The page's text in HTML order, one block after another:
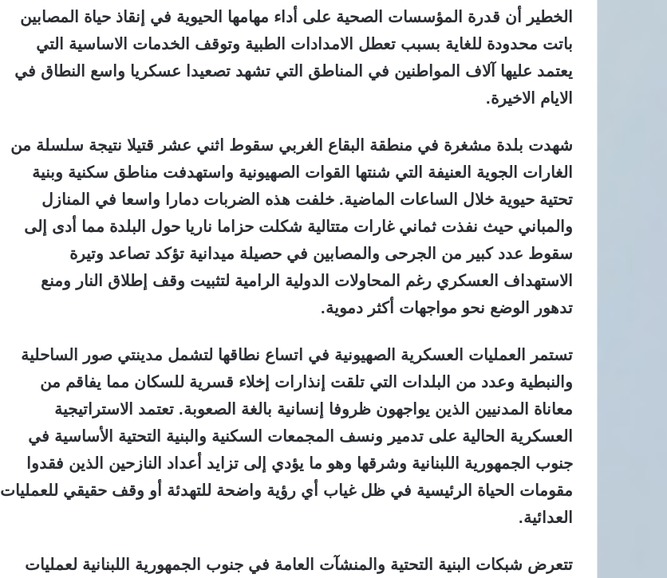
الخطير أن قدرة المؤسسات الصحية على أداء مهامها الحيوية في إنقاذ حياة المصابين
باتت محدودة للغاية بسبب تعطل الامدادات الطبية وتوقف الخدمات الاساسية التي
يعتمد عليها آلاف المواطنين في المناطق التي تشهد تصعيدا عسكريا واسع النطاق في
الايام الاخيرة.
شهدت بلدة مشغرة في منطقة البقاع الغربي سقوط اثني عشر قتيلا نتيجة سلسلة من
الغارات الجوية العنيفة التي شنتها القوات الصهيونية واستهدفت مناطق سكنية وبنية
تحتية حيوية خلال الساعات الماضية. خلفت هذه الضربات دمارا واسعا في المنازل
والمباني حيث نفذت ثماني غارات متتالية شكلت حزاما ناريا حول البلدة مما أدى إلى
سقوط عدد كبير من الجرحى والمصابين في حصيلة ميدانية تؤكد تصاعد وتيرة
الاستهداف العسكري رغم المحاولات الدولية الرامية لتثبيت وقف إطلاق النار ومنع
تدهور الوضع نحو مواجهات أكثر دموية.
تستمر العمليات العسكرية الصهيونية في اتساع نطاقها لتشمل مدينتي صور الساحلية
والنبطية وعدد من البلدات التي تلقت إنذارات إخلاء قسرية للسكان مما يفاقم من
معاناة المدنيين الذين يواجهون ظروفا إنسانية بالغة الصعوبة. تعتمد الاستراتيجية
العسكرية الحالية على تدمير ونسف المجمعات السكنية والبنية التحتية الأساسية في
جنوب الجمهورية اللبنانية وشرقها وهو ما يؤدي إلى تزايد أعداد النازحين الذين فقدوا
مقومات الحياة الرئيسية في ظل غياب أي رؤية واضحة للتهدئة أو وقف حقيقي للعمليات
العدائية.
تتعرض شبكات البنية التحتية والمنشآت العامة في جنوب الجمهورية اللبنانية لعمليات